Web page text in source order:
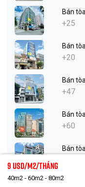
Bán
+25
Bán
+20
Bán
+47
Bán
+60
Bán
Bán
9 Usd/m2/tháng
40m2 - 60m2 - 80m2